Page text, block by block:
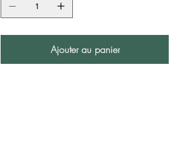
Ajouter au panier